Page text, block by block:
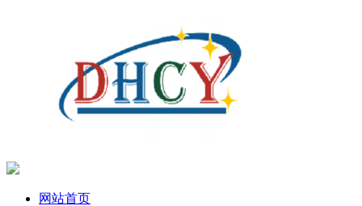
网站首页